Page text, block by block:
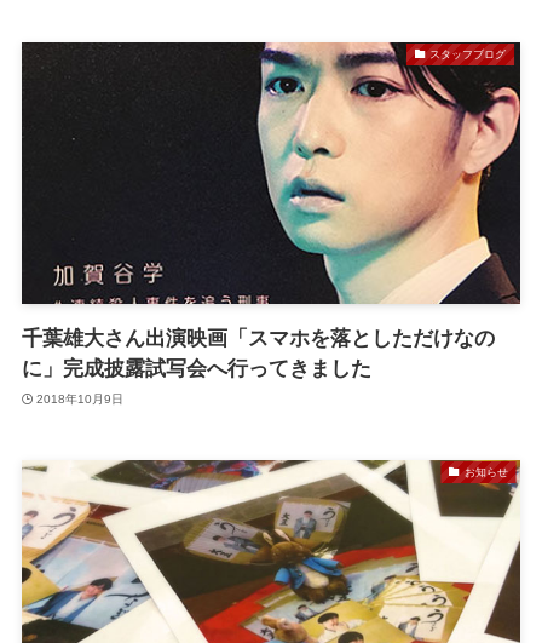
スタッフブログ
千葉雄大さん出演映画「スマホを落としただけなの
に」完成披露試写会へ行ってきました
2018年10月9日
お知らせ